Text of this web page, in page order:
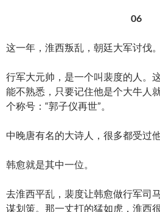
06
这一年，淮西叛乱，朝廷大军讨伐。
行军大元帅，是一个叫裴度的人。
能不熟悉，只要记住他是个大牛人
个称号：“郭子仪再世”。
中晚唐有名的大诗人，很多都受过他
韩愈就是其中一位。
去淮西平乱，裴度让韩愈做行军司
谋划策。那一丈打的猛如虎，淮西很